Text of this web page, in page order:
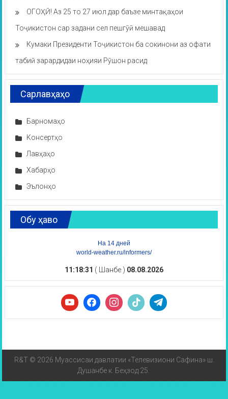
ОГОҲӢ! Аз 25 то 27 июл дар баъзе минтақаҳои
Тоҷикистон сар задани сел пешгӯӣ мешавад
Кумаки Президенти Тоҷикистон ба сокинони аз офати
табиӣ зарардидаи ноҳияи Рӯшон расид
Сарлавҳаҳо
Барномаҳо
Консертҳо
Лавҳаҳо
Хабарҳо
Эълонҳо
Обу ҳаво
На 14 дней
world-weather.ru/informers/
11:18:31 ( Шанбе ) 08.08.2026
R&T © 2026 Муассисаи давлатии «Телевизиони Сафина» ш.
Душанбе к. Беҳзод 25.